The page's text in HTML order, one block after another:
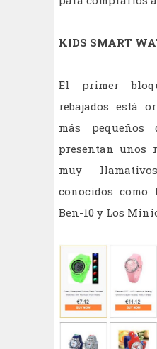
KIDS SMART
El primer
rebajados está
más
presentan unos
muy
conocidos como
Ben-10 y Los